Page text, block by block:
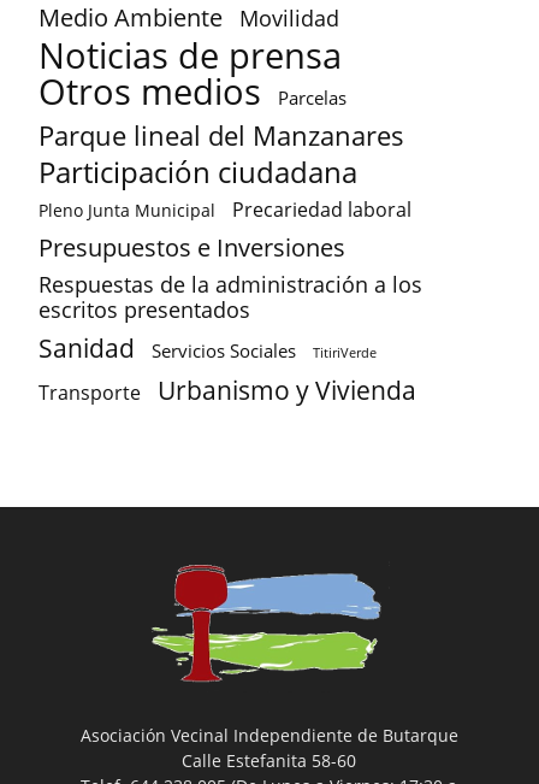
Medio Ambiente Movilidad
Noticias de prensa
Otros medios Parcelas
Parque lineal del Manzanares
Participación ciudadana
Pleno Junta Municipal Precariedad laboral
Presupuestos e Inversiones
Respuestas de la administración a los
escritos presentados
Sanidad Servicios Sociales TitiriVerde
Transporte Urbanismo y Vivienda
Asociación Vecinal Independiente de Butarque
Calle Estefanita 58-60